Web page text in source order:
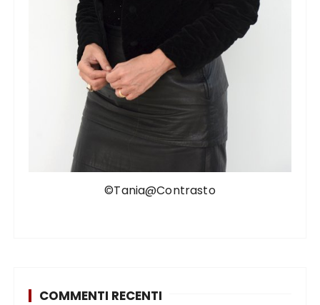
©Tania@Contrasto
COMMENTI RECENTI